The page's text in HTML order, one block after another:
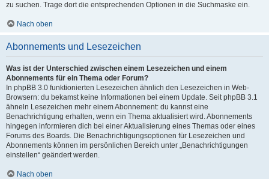
zu suchen. Trage dort die entsprechenden Optionen in die Suchmaske ein.
Nach oben
Abonnements und Lesezeichen
Was ist der Unterschied zwischen einem Lesezeichen und einem
Abonnements für ein Thema oder Forum?
In phpBB 3.0 funktionierten Lesezeichen ähnlich den Lesezeichen in Web-
Browsern: du bekamst keine Informationen bei einem Update. Seit phpBB 3.1
ähneln Lesezeichen mehr einem Abonnement: du kannst eine
Benachrichtigung erhalten, wenn ein Thema aktualisiert wird. Abonnements
hingegen informieren dich bei einer Aktualisierung eines Themas oder eines
Forums des Boards. Die Benachrichtigungsoptionen für Lesezeichen und
Abonnements können im persönlichen Bereich unter „Benachrichtigungen
einstellen“ geändert werden.
Nach oben